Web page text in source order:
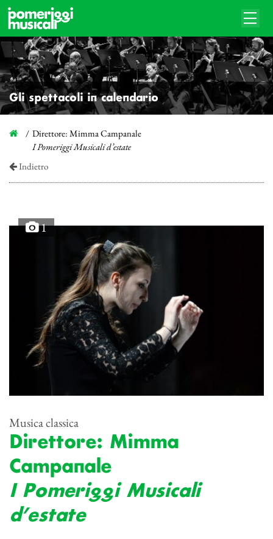
Gli spettacoli in calendario
Direttore: Mimma Campanale
I Pomeriggi Musicali d’estate
Indietro
1
Musica classica
Direttore: Mimma
Campanale
I Pomeriggi Musicali
d’estate